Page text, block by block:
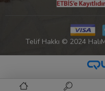
Telif Hakkı © 2024